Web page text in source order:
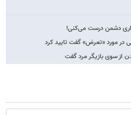
داری دشمن درست می‌کنی!
در مورد «تعرض» گفت تایید کرد
از سوی بازیگر مرد گفت